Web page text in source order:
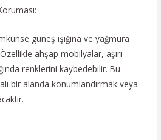
güneş ışığına ve yağmura
ahşap mobilyalar, aşırı
renklerini kaybedebilir. Bu
bir alanda konumlandırmak veya